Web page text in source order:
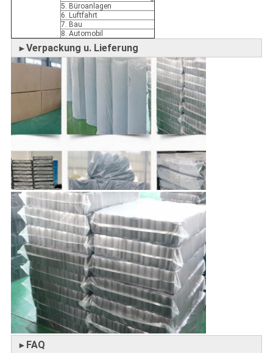
5. Büroanlagen
6. Luftfahrt
7. Bau
8. Automobil
►Verpackung u. Lieferung
► FAQ